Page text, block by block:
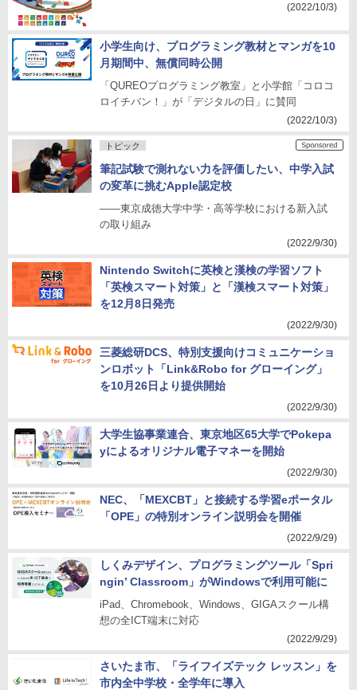
(2022/10/3)
小学生向け、プログラミング教材とマンガを10
月期間中、無償同時公開
「QUREOプログラミング教室」と小学館「コロコ
ロイチバン！」が「デジタルの日」に賛同
(2022/10/3)
トピック
筆記試験で測れない⼒を評価したい、中学⼊試
の変革に挑むApple認定校
――東京成徳大学中学・高等学校における新入試
の取り組み
(2022/9/30)
Nintendo Switchに英検と漢検の学習ソフト
「英検スマート対策」と「漢検スマート対策」
を12月8日発売
(2022/9/30)
三菱総研DCS、特別支援向けコミュニケーショ
ンロボット「Link&Robo for グローイング」
を10月26日より提供開始
(2022/9/30)
大学生協事業連合、東京地区65大学でPokepa
yによるオリジナル電子マネーを開始
(2022/9/30)
NEC、「MEXCBT」と接続する学習eポータル
「OPE」の特別オンライン説明会を開催
(2022/9/29)
しくみデザイン、プログラミングツール「Spri
ngin’ Classroom」がWindowsで利用可能に
iPad、Chromebook、Windows、GIGAスクール構
想の全ICT端末に対応
(2022/9/29)
さいたま市、「ライフイズテック レッスン」を
市内全中学校・全学年に導入